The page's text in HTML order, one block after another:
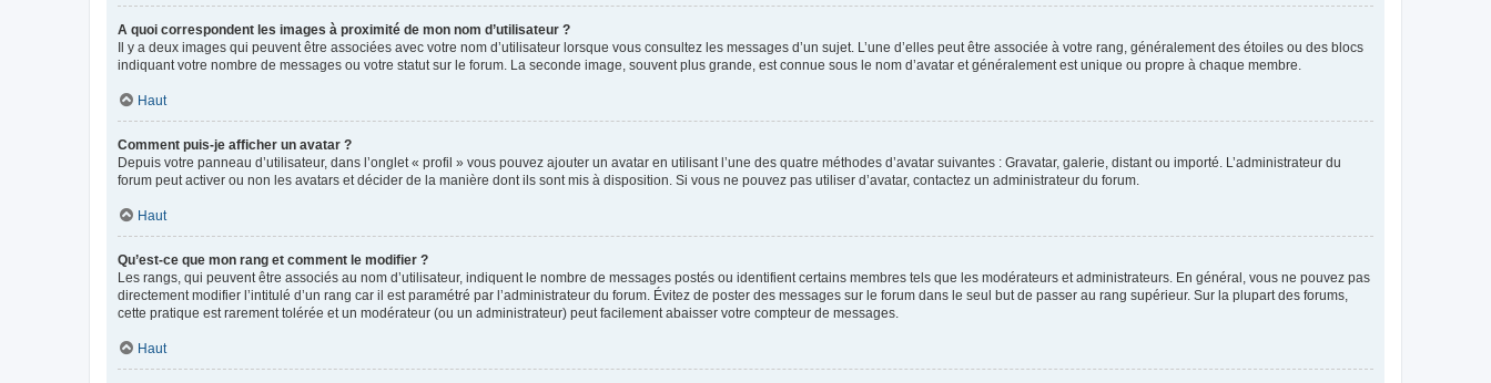
A quoi correspondent les images à proximité de mon nom d’utilisateur ?
Il y a deux images qui peuvent être associées avec votre nom d’utilisateur lorsque vous consultez les messages d’un sujet. L’une d’elles peut être associée à votre rang, généralement des étoiles ou des blocs
indiquant votre nombre de messages ou votre statut sur le forum. La seconde image, souvent plus grande, est connue sous le nom d’avatar et généralement est unique ou propre à chaque membre.
Haut
Comment puis-je afficher un avatar ?
Depuis votre panneau d’utilisateur, dans l’onglet « profil » vous pouvez ajouter un avatar en utilisant l’une des quatre méthodes d’avatar suivantes : Gravatar, galerie, distant ou importé. L’administrateur du
forum peut activer ou non les avatars et décider de la manière dont ils sont mis à disposition. Si vous ne pouvez pas utiliser d’avatar, contactez un administrateur du forum.
Haut
Qu’est-ce que mon rang et comment le modifier ?
Les rangs, qui peuvent être associés au nom d’utilisateur, indiquent le nombre de messages postés ou identifient certains membres tels que les modérateurs et administrateurs. En général, vous ne pouvez pas
directement modifier l’intitulé d’un rang car il est paramétré par l’administrateur du forum. Évitez de poster des messages sur le forum dans le seul but de passer au rang supérieur. Sur la plupart des forums,
cette pratique est rarement tolérée et un modérateur (ou un administrateur) peut facilement abaisser votre compteur de messages.
Haut